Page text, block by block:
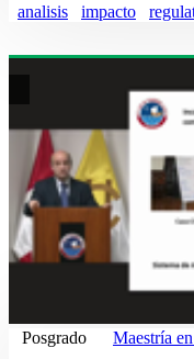
analisis impacto
Posgrado Maestría